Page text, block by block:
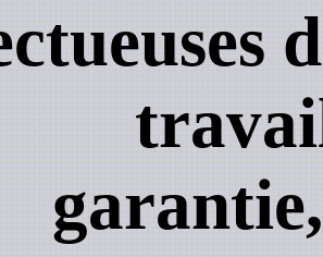
garantie,